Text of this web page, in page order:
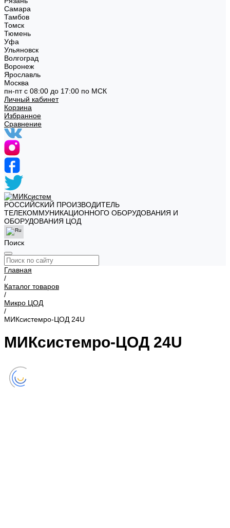
Самара
Тамбов
Томск
Тюмень
Уфа
Ульяновск
Волгоград
Воронеж
Ярославль
Москва
пн-пт с 08:00 до 17:00 по МСК
Личный кабинет
Корзина
Избранное
Сравнение
РОССИЙСКИЙ ПРОИЗВОДИТЕЛЬ
ТЕЛЕКОММУНИКАЦИОННОГО ОБОРУДОВАНИЯ И
ОБОРУДОВАНИЯ ЦОД
Поиск
Главная
/
Каталог товаров
/
Микро ЦОД
/
МИКсистемро-ЦОД 24U
МИКсистемро-ЦОД 24U